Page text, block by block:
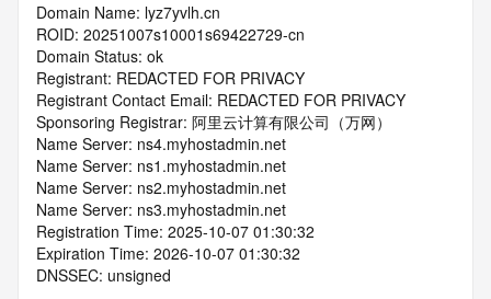
Domain Name: lyz7yvlh.cn
ROID: 20251007s10001s69422729-cn
Domain Status: ok
Registrant: REDACTED FOR PRIVACY
Registrant Contact Email: REDACTED FOR PRIVACY
Sponsoring Registrar: 阿里云计算有限公司（万网）
Name Server: ns4.myhostadmin.net
Name Server: ns1.myhostadmin.net
Name Server: ns2.myhostadmin.net
Name Server: ns3.myhostadmin.net
Registration Time: 2025-10-07 01:30:32
Expiration Time: 2026-10-07 01:30:32
DNSSEC: unsigned